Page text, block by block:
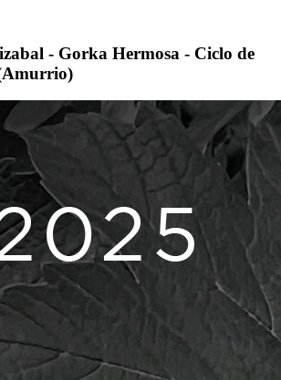
- Gorka Hermosa - Ciclo de